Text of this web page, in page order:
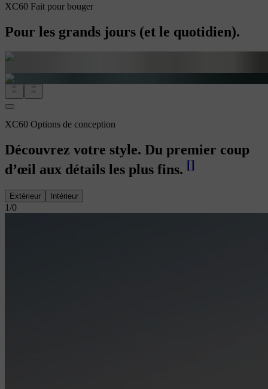
XC60 Fait pour bouger
Pour les grands jours (et le quotidien).
XC60 Options de conception
Découvrez votre style. Du premier coup
d’œil aux détails les plus fins. []
Extérieur Intérieur
1/0